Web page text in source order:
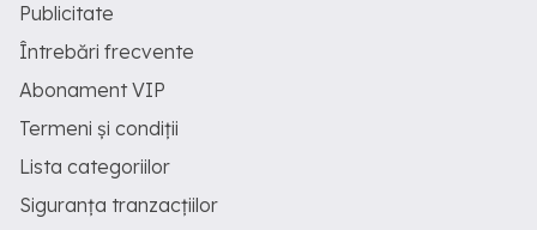
Publicitate
Întrebări frecvente
Abonament VIP
Termeni și condiții
Lista categoriilor
Siguranța tranzacțiilor